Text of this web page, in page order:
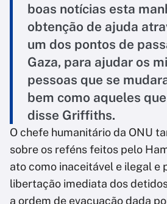
boas notícias esta
obtenção de ajuda
um dos pontos de
Gaza, para ajudar os
pessoas que se
bem como aqueles
disse Griffiths.
O chefe humanitário da ONU
sobre os reféns feitos pelo
ato como inaceitável e ilegal e
libertação imediata dos
a ordem de evacuação dada